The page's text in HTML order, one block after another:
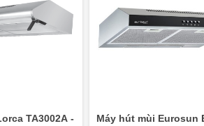
TA3002A -
Máy hút mùi Eurosun